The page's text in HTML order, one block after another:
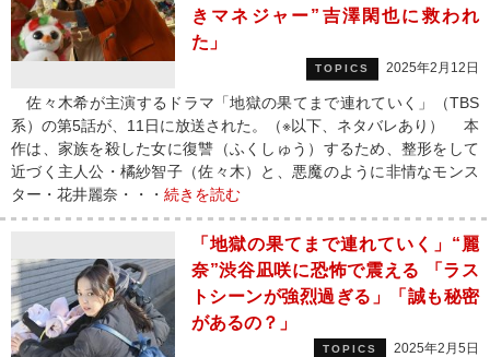
きマネジャー”吉澤閑也に救われ
た」
TOPICS 2025年2月12日
佐々木希が主演するドラマ「地獄の果てまで連れていく」（TBS
系）の第5話が、11日に放送された。（※以下、ネタバレあり） 本
作は、家族を殺した女に復讐（ふくしゅう）するため、整形をして
近づく主人公・橘紗智子（佐々木）と、悪魔のように非情なモンス
ター・花井麗奈・・・ 続きを読む
「地獄の果てまで連れていく」“麗
奈”渋谷凪咲に恐怖で震える 「ラス
トシーンが強烈過ぎる」「誠も秘密
があるの？」
TOPICS 2025年2月5日